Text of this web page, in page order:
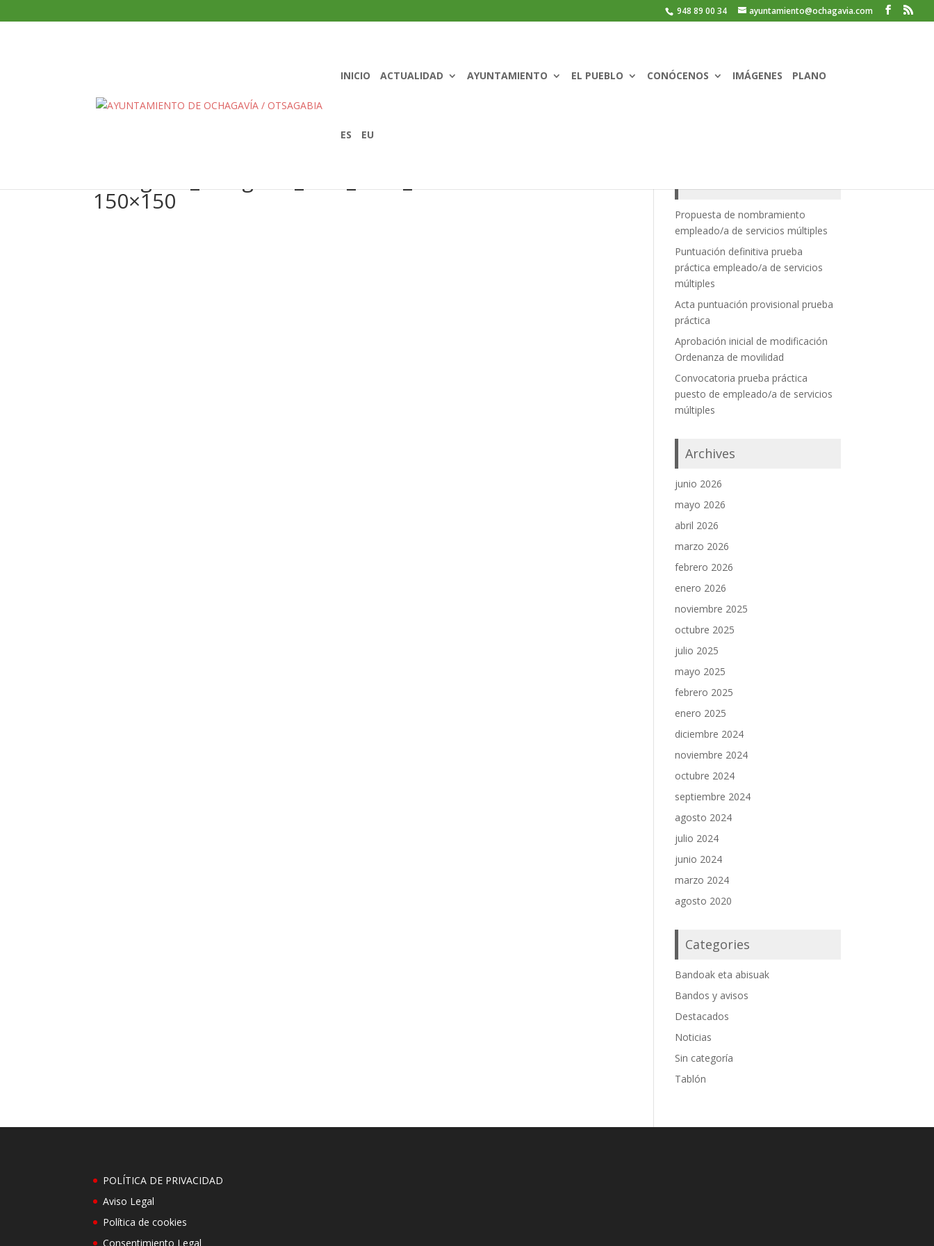
948 89 00 34 ayuntamiento@ochagavia.com
INICIO ACTUALIDAD AYUNTAMIENTO EL PUEBLO CONÓCENOS IMÁGENES PLANO
ES EU
150×150
Propuesta de nombramiento
empleado/a de servicios múltiples
Puntuación definitiva prueba
práctica empleado/a de servicios
múltiples
Acta puntuación provisional prueba
práctica
Aprobación inicial de modificación
Ordenanza de movilidad
Convocatoria prueba práctica
puesto de empleado/a de servicios
múltiples
Archives
junio 2026
mayo 2026
abril 2026
marzo 2026
febrero 2026
enero 2026
noviembre 2025
octubre 2025
julio 2025
mayo 2025
febrero 2025
enero 2025
diciembre 2024
noviembre 2024
octubre 2024
septiembre 2024
agosto 2024
julio 2024
junio 2024
marzo 2024
agosto 2020
Categories
Bandoak eta abisuak
Bandos y avisos
Destacados
Noticias
Sin categoría
Tablón
POLÍTICA DE PRIVACIDAD
Aviso Legal
Política de cookies
Consentimiento Legal